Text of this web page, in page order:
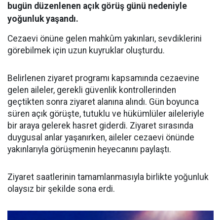
bugün düzenlenen açık görüş günü nedeniyle
yoğunluk yaşandı.
Cezaevi önüne gelen mahkûm yakınları, sevdiklerini
görebilmek için uzun kuyruklar oluşturdu.
​Belirlenen ziyaret programı kapsamında cezaevine
gelen aileler, gerekli güvenlik kontrollerinden
geçtikten sonra ziyaret alanına alındı. Gün boyunca
süren açık görüşte, tutuklu ve hükümlüler aileleriyle
bir araya gelerek hasret giderdi. Ziyaret sırasında
duygusal anlar yaşanırken, aileler cezaevi önünde
yakınlarıyla görüşmenin heyecanını paylaştı.
​Ziyaret saatlerinin tamamlanmasıyla birlikte yoğunluk
olaysız bir şekilde sona erdi.